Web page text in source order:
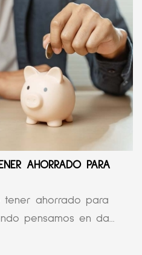
AHORRADO PARA
tener ahorrado para
pensamos en da...